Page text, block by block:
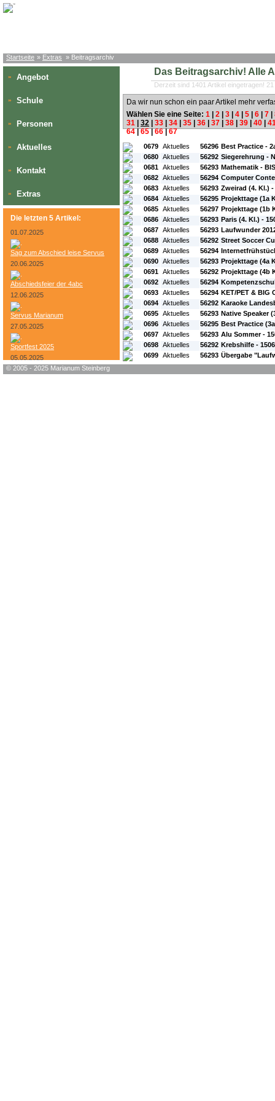
Startseite » Extras » Beitragsarchiv
» Angebot
» Schule
» Personen
» Aktuelles
» Kontakt
» Extras
Die letzten 5 Artikel:
01.07.2025
Sag zum Abschied leise Servus
20.06.2025
Abschiedsfeier der 4abc
12.06.2025
Servus Marianum
27.05.2025
Sportfest 2025
05.05.2025
Das Beitragsarchiv! Alle
Derzeit sind 1401 Artikel eingetragen!
Da wir nun schon ein paar Artikel mehr
Wählen Sie eine Seite: 1 2 3 4 5 6 7
31
32 33 34 35 36 37 38 39 40
64|65|66|67
#L: #ID: #Rubrik:
0679 Aktuelles 56296 Best Practice -
0680 Aktuelles 56292 Siegerehrung -
0681 Aktuelles 56293 Mathematik -
0682 Aktuelles 56294 Computer
0683 Aktuelles 56293 Zweirad (4. Kl.) -
0684 Aktuelles 56295 Projekttage (1a
0685 Aktuelles 56297 Projekttage (1b
0686 Aktuelles 56293 Paris (4. Kl.) -
0687 Aktuelles 56293 Laufwunder
0688 Aktuelles 56292 Street Soccer
0689 Aktuelles 56294
0690 Aktuelles 56293 Projekttage (4a
0691 Aktuelles 56292 Projekttage (4b
0692 Aktuelles 56294
0693 Aktuelles 56294 KET/PET & BIG
0694 Aktuelles 56292 Karaoke
0695 Aktuelles 56293 Native Speaker
0696 Aktuelles 56295 Best Practice
0697 Aktuelles 56293 Alu Sommer -
0698 Aktuelles 56292 Krebshilfe -
0699 Aktuelles 56293 Übergabe
© 2005 - 2025 Marianum Steinberg